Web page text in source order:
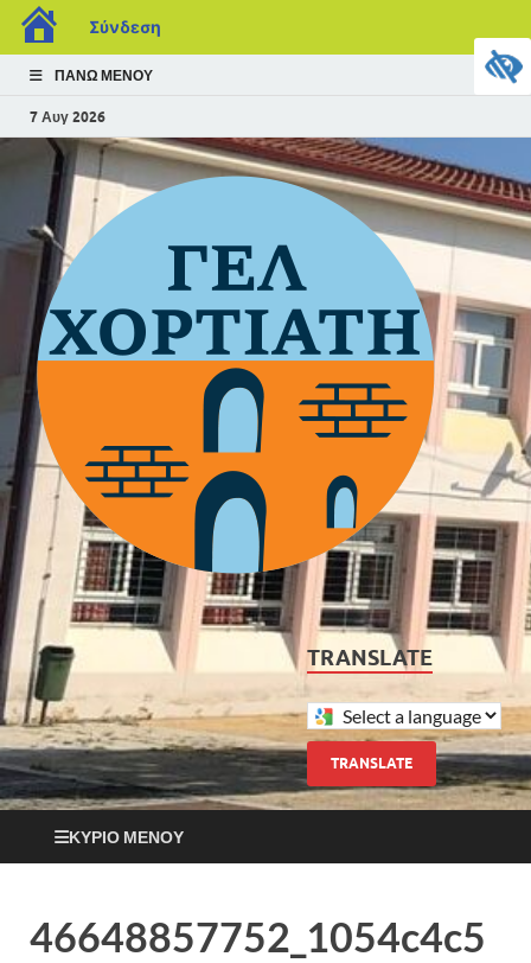
Σύνδεση
ΠΆΝΩ ΜΕΝΟΎ
7 Αυγ 2026
TRANSLATE
TRANSLATE
ΚΎΡΙΟ ΜΕΝΟΎ
46648857752_1054c4c5